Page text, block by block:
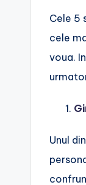
Cele 5
cele
voua.
Unul